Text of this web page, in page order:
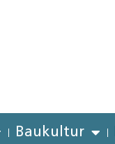
Baukultur